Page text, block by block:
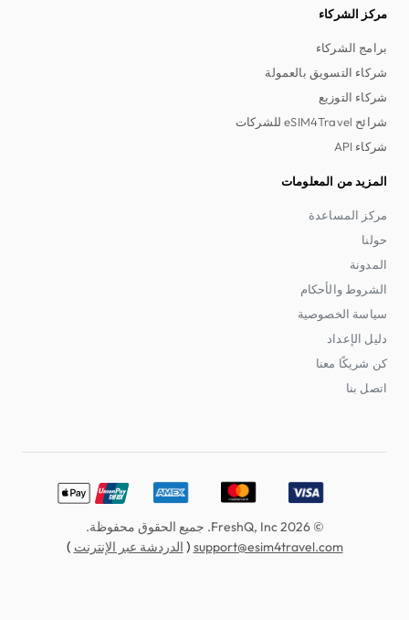
مركز الشركاء
برامج الشركاء
شركاء التسويق بالعمولة
شركاء التوزيع
شرائح eSIM4Travel للشركات
شركاء API
المزيد من المعلومات
مركز المساعدة
حولنا
المدونة
الشروط والأحكام
سياسة الخصوصية
دليل الإعداد
كن شريكًا معنا
اتصل بنا
American Express, Discover, UnionPay, Apple Pay
© 2026 FreshQ, Inc. جميع الحقوق محفوظة.
support@esim4travel.com
( الدردشة عبر الإنترنت )